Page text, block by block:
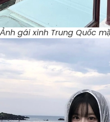
Ảnh gái xinh Trung Quốc